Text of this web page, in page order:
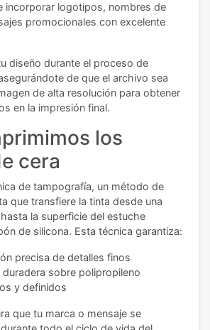
incorporar logotipos, nombres de
promocionales con excelente
diseño durante el proceso de
de que el archivo sea
de alta resolución para obtener
en la impresión final.
los
cera
de tampografía, un método de
que transfiere la tinta desde una
la superficie del estuche
de silicona. Esta técnica garantiza:
precisa de detalles finos
duradera sobre polipropileno
y definidos
que tu marca o mensaje se